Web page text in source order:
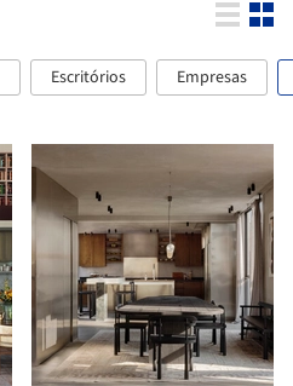
Escritórios Empresas